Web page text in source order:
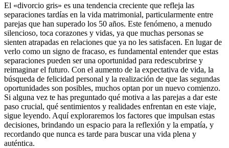
El «divorcio gris» es una tendencia creciente que refleja las
separaciones tardías en la vida matrimonial, particularmente entre
parejas que han superado los 50 años. Este fenómeno, a menudo
silencioso, toca corazones y vidas, ya que muchas personas se
sienten atrapadas en relaciones que ya no les satisfacen. En lugar de
verlo como un signo de fracaso, es fundamental entender que estas
separaciones pueden ser una oportunidad para redescubrirse y
reimaginar el futuro. Con el aumento de la expectativa de vida, la
búsqueda de felicidad personal y la realización de que las segundas
oportunidades son posibles, muchos optan por un nuevo comienzo.
Si alguna vez te has preguntado qué motiva a las parejas a dar este
paso crucial, qué sentimientos y realidades enfrentan en este viaje,
sigue leyendo. Aquí exploraremos los factores que impulsan estas
decisiones, brindando un espacio para la reflexión y la empatía, y
recordando que nunca es tarde para buscar una vida plena y
auténtica.